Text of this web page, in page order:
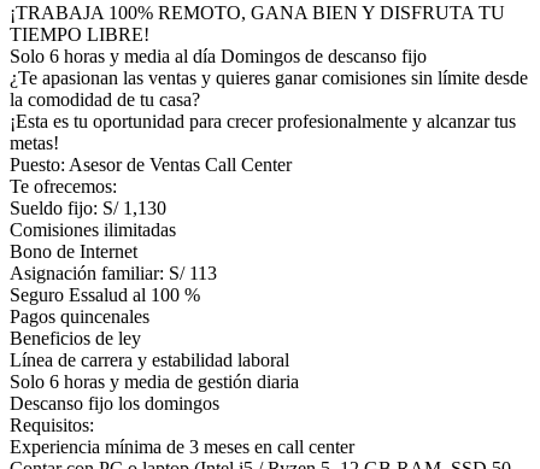
¡TRABAJA 100% REMOTO, GANA BIEN Y DISFRUTA TU
TIEMPO LIBRE!
Solo 6 horas y media al día Domingos de descanso fijo
¿Te apasionan las ventas y quieres ganar comisiones sin límite desde
la comodidad de tu casa?
¡Esta es tu oportunidad para crecer profesionalmente y alcanzar tus
metas!
Puesto: Asesor de Ventas Call Center
Te ofrecemos:
Sueldo fijo: S/ 1,130
Comisiones ilimitadas
Bono de Internet
Asignación familiar: S/ 113
Seguro Essalud al 100 %
Pagos quincenales
Beneficios de ley
Línea de carrera y estabilidad laboral
Solo 6 horas y media de gestión diaria
Descanso fijo los domingos
Requisitos:
Experiencia mínima de 3 meses en call center